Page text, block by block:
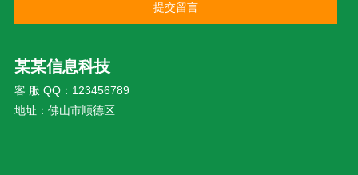
提交留言
某某信息科技
客 服 QQ：123456789
地址：佛山市顺德区